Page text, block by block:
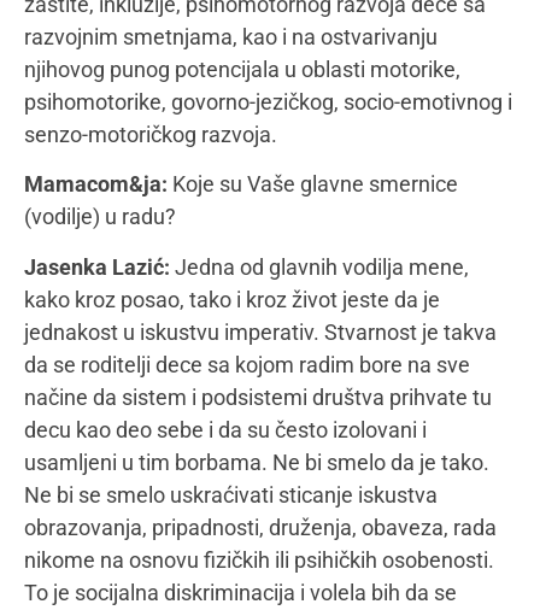
To je socijalna diskriminacija i volela bih da se
probudim u danu u kom to neće biti realnost.
Mamacom&ja: Kome je namenjena knjiga “6
koraka napred”?
Jasenka Lazić:Knjiga kao jedinstvena na našem
području sa ovom tematikom, koja predstavlja priče
namenjena je roditeljima, onima koji tek treba da
postanu roditelji, onima koji poznaju ili ne poznaju
neko dete sa poteškoćama u razvoju, vaspitačima,
učiteljima, komšijama i naravno deci. Deci, koja
stupaju na tlo upoznavanja sa drugačijima od sebe.
U ovoj knjizi su priče o deci sa poteškoćama u
razvoju. Okruženje u kojem živimo tu decu ne
poštuje u potpunosti. Šestoro dece koja su
inspirisala ovu knjigu moji su stari, dobri prijatelji.
Šest priča. Šestoro dece. Šest koraka napred. Ove
priče na bajke liče. Osnovna fabula bajki od pre